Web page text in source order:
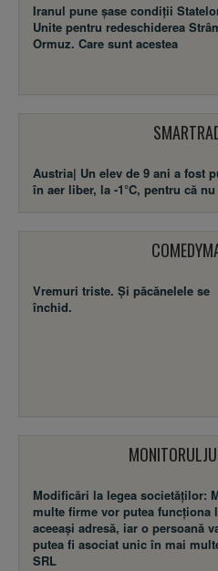
Iranul pune șase condiții
Unite pentru redeschiderea
Ormuz. Care sunt acestea
Austria| Un elev de 9 ani a fost
în aer liber, la -1°C, pentru că
Vremuri triste. Şi păcănelele se
închid.
Modificări la legea societăţilor:
multe firme vor putea funcţiona
aceeaşi adresă, iar o persoană
putea fi asociat unic în mai
SRL